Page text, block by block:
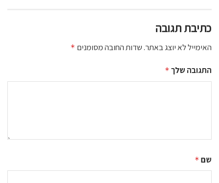
כתיבת תגובה
האימייל לא יוצג באתר.שדות החובה מסומנים *
התגובה שלך *
שם *